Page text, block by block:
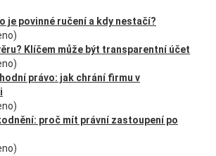
je povinné ručení a kdy nestačí?
Klíčem může být transparentní účet
právo: jak chrání firmu v
proč mít právní zastoupení po